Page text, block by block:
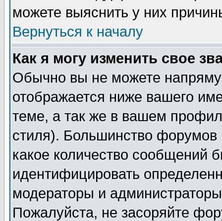
можете выяснить у них
Вернуться к началу
Как я могу изменить свое
Обычно вы не можете
отображается ниже вашего
теме, а так же в вашем
стиля). Большинство форумов
какое количество сообщений
идентифицировать
модераторы и
Пожалуйста, не засоряйте